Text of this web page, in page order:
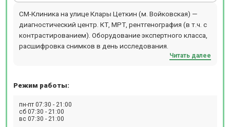
СМ-Клиника на улице Клары Цеткин (м. Войковская) —
диагностический центр. КТ, МРТ, рентгенография (в т.ч. с
контрастированием). Оборудование экспертного класса,
расшифровка снимков в день исследования.
Читать далее
Режим работы:
пн-пт 07:30 - 21:00
сб 07:30 - 21:00
вс 07:30 - 21:00